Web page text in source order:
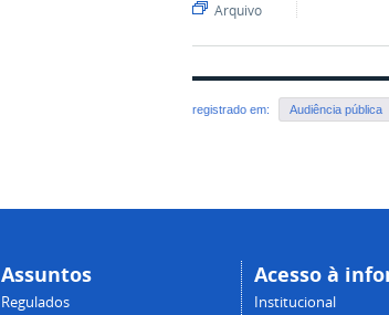
Arquivo
registrado em: Audiência pública
Assuntos
Regulados
Acesso à
Institucional